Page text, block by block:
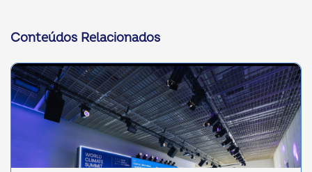
Conteúdos Relacionados